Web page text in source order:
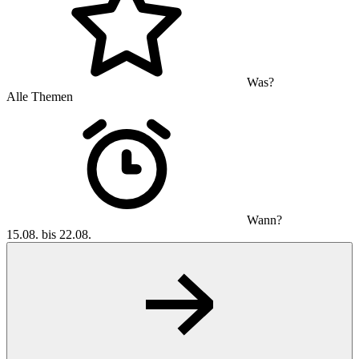
Was?
Alle Themen
Wann?
15.08. bis 22.08.